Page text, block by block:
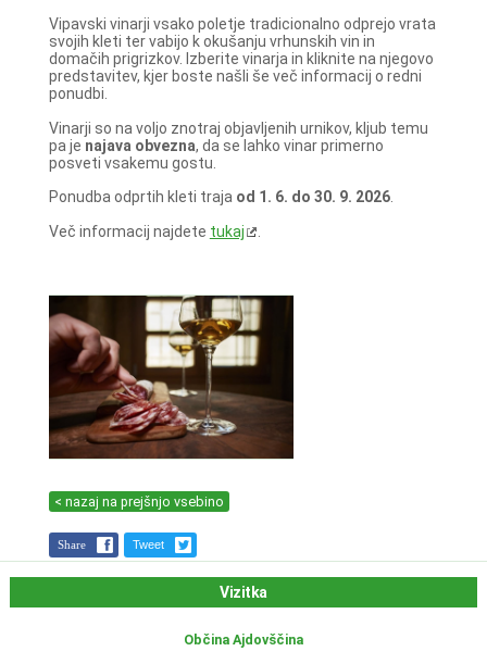
Vipavski vinarji vsako poletje tradicionalno odprejo vrata
svojih kleti ter vabijo k okušanju vrhunskih vin in
domačih prigrizkov. Izberite vinarja in kliknite na njegovo
predstavitev, kjer boste našli še več informacij o redni
ponudbi.
Vinarji so na voljo znotraj objavljenih urnikov, kljub temu
pa je najava obvezna, da se lahko vinar primerno
posveti vsakemu gostu.
Ponudba odprtih kleti traja od 1. 6. do 30. 9. 2026.
Več informacij najdete tukaj
< nazaj na prejšnjo vsebino
Share Tweet
Vizitka
Občina Ajdovščina